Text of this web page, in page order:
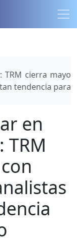
TRM cierra mayo
tendencia para
en
TRM